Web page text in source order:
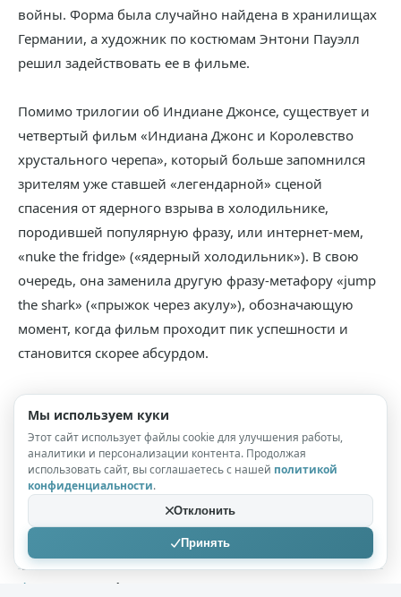
войны. Форма была случайно найдена в хранилищах
Германии, а художник по костюмам Энтони Пауэлл
решил задействовать ее в фильме.
Помимо трилогии об Индиане Джонсе, существует и
четвертый фильм «Индиана Джонс и Королевство
хрустального черепа», который больше запомнился
зрителям уже ставшей «легендарной» сценой
спасения от ядерного взрыва в холодильнике,
породившей популярную фразу, или интернет-мем,
«nuke the fridge» («ядерный холодильник»). В свою
очередь, она заменила другую фразу-метафору «jump
the shark» («прыжок через акулу»), обозначающую
момент, когда фильм проходит пик успешности и
становится скорее абсурдом.
Может заинтересовать
​Интересные факты о процентах, которые иногда
облегчают их вычисление
Интересные факты о телепроекте «Осторожно,
Интересные факты о Марокко
Мы используем куки
Этот сайт использует файлы cookie для улучшения работы,
аналитики и персонализации контента. Продолжая
использовать сайт, вы соглашаетесь с нашей политикой
конфиденциальности.
Отклонить
Принять